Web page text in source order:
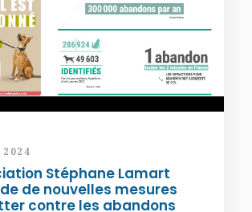
2024
Stéphane Lamart
de nouvelles mesures
contre les abandons